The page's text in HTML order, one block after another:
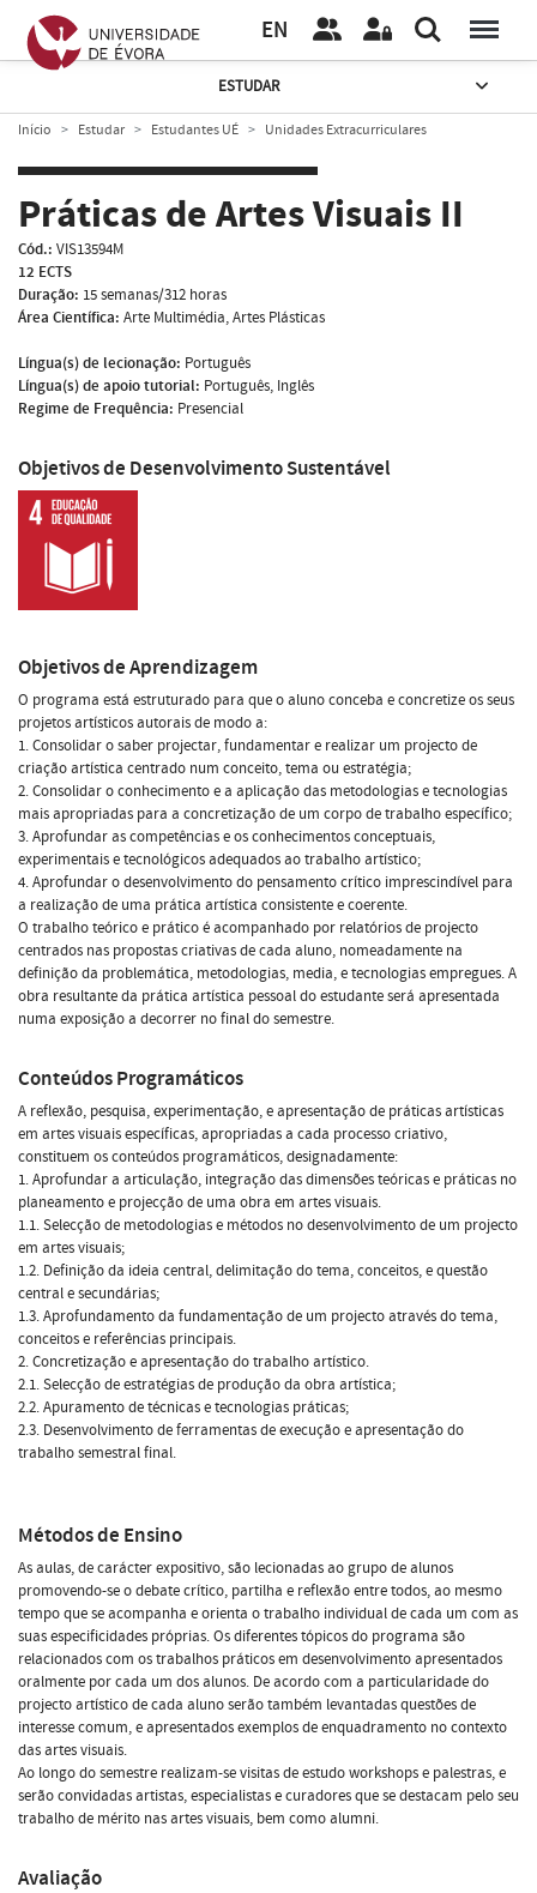
EN
ESTUDAR
Início Estudar Estudantes UÉ Unidades Extracurriculares
Práticas de Artes Visuais II
Cód.: VIS13594M
12 ECTS
Duração: 15 semanas/312 horas
Área Científica: Arte Multimédia, Artes Plásticas
Língua(s) de lecionação: Português
Língua(s) de apoio tutorial: Português, Inglês
Regime de Frequência: Presencial
Objetivos de Desenvolvimento Sustentável
Objetivos de Aprendizagem
O programa está estruturado para que o aluno conceba e concretize os seus
projetos artísticos autorais de modo a:
1. Consolidar o saber projectar, fundamentar e realizar um projecto de
criação artística centrado num conceito, tema ou estratégia;
2. Consolidar o conhecimento e a aplicação das metodologias e tecnologias
mais apropriadas para a concretização de um corpo de trabalho específico;
3. Aprofundar as competências e os conhecimentos conceptuais,
experimentais e tecnológicos adequados ao trabalho artístico;
4. Aprofundar o desenvolvimento do pensamento crítico imprescindível para
a realização de uma prática artística consistente e coerente.
O trabalho teórico e prático é acompanhado por relatórios de projecto
centrados nas propostas criativas de cada aluno, nomeadamente na
definição da problemática, metodologias, media, e tecnologias empregues. A
obra resultante da prática artística pessoal do estudante será apresentada
numa exposição a decorrer no final do semestre.
Conteúdos Programáticos
A reflexão, pesquisa, experimentação, e apresentação de práticas artísticas
em artes visuais específicas, apropriadas a cada processo criativo,
constituem os conteúdos programáticos, designadamente:
1. Aprofundar a articulação, integração das dimensões teóricas e práticas no
planeamento e projecção de uma obra em artes visuais.
1.1. Selecção de metodologias e métodos no desenvolvimento de um projecto
em artes visuais;
1.2. Definição da ideia central, delimitação do tema, conceitos, e questão
central e secundárias;
1.3. Aprofundamento da fundamentação de um projecto através do tema,
conceitos e referências principais.
2. Concretização e apresentação do trabalho artístico.
2.1. Selecção de estratégias de produção da obra artística;
2.2. Apuramento de técnicas e tecnologias práticas;
2.3. Desenvolvimento de ferramentas de execução e apresentação do
trabalho semestral final.
Métodos de Ensino
As aulas, de carácter expositivo, são lecionadas ao grupo de alunos
promovendo-se o debate crítico, partilha e reflexão entre todos, ao mesmo
tempo que se acompanha e orienta o trabalho individual de cada um com as
suas especificidades próprias. Os diferentes tópicos do programa são
relacionados com os trabalhos práticos em desenvolvimento apresentados
oralmente por cada um dos alunos. De acordo com a particularidade do
projecto artístico de cada aluno serão também levantadas questões de
interesse comum, e apresentados exemplos de enquadramento no contexto
das artes visuais.
Ao longo do semestre realizam-se visitas de estudo workshops e palestras, e
serão convidadas artistas, especialistas e curadores que se destacam pelo seu
trabalho de mérito nas artes visuais, bem como alumni.
Avaliação